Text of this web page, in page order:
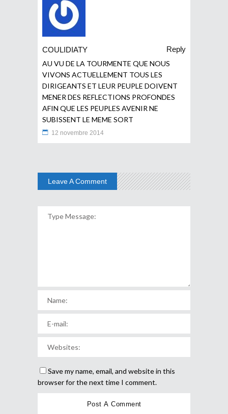
COULIDIATY
Reply
AU VU DE LA TOURMENTE QUE NOUS
VIVONS ACTUELLEMENT TOUS LES
DIRIGEANTS ET LEUR PEUPLE DOIVENT
MENER DES REFLECTIONS PROFONDES
AFIN QUE LES PEUPLES AVENIR NE
SUBISSENT LE MEME SORT
12 novembre 2014
Leave A Comment
Save my name, email, and website in this
browser for the next time I comment.